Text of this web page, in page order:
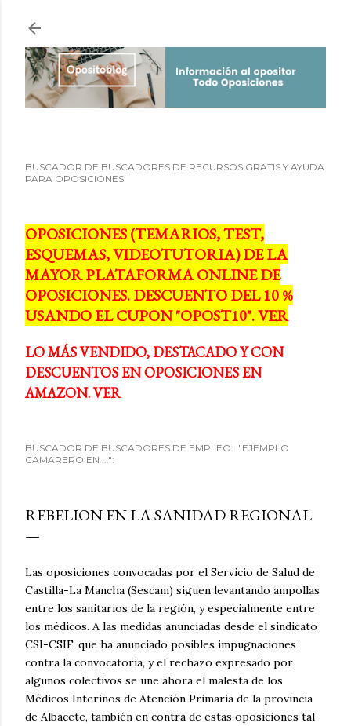
BUSCADOR DE BUSCADORES DE RECURSOS GRATIS Y AYUDA
PARA OPOSICIONES:
OPOSICIONES (TEMARIOS, TEST,
ESQUEMAS, VIDEOTUTORIA) DE LA
MAYOR PLATAFORMA ONLINE DE
OPOSICIONES. DESCUENTO DEL 10 %
USANDO EL CUPON "OPOST10". VER
LO MÁS VENDIDO, DESTACADO Y CON
DESCUENTOS EN OPOSICIONES EN
AMAZON. VER
BUSCADOR DE BUSCADORES DE EMPLEO : "EJEMPLO
CAMARERO EN ...":
REBELION EN LA SANIDAD REGIONAL
Las oposiciones convocadas por el Servicio de Salud de
Castilla-La Mancha (Sescam) siguen levantando ampollas
entre los sanitarios de la región, y especialmente entre
los médicos. A las medidas anunciadas desde el sindicato
CSI-CSIF, que ha anunciado posibles impugnaciones
contra la convocatoria, y el rechazo expresado por
algunos colectivos se une ahora el malesta de los
Médicos Interinos de Atención Primaria de la provincia
de Albacete, también en contra de estas oposiciones tal